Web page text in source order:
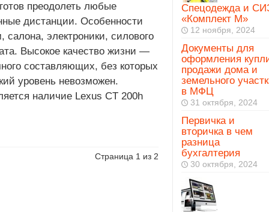
преодолеть любые
дистанции. Особенности
салона, электроники, силового
Высокое качество жизни —
составляющих, без которых
уровень невозможен.
наличие Lexus CT 200h
Страница 1 из 2
Спецодежда и
«Комплект М»
12 ноября, 2024
Документы для
оформления
продажи дома и
земельного
в МФЦ
31 октября, 2024
Первичка и
вторичка в чем
разница
бухгалтерия
30 октября, 2024